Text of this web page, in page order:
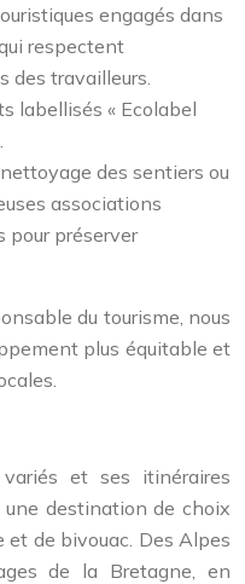
engagés dans
respectent
des travailleurs.
labellisés « Ecolabel
des sentiers ou
associations
pour préserver
du tourisme, nous
plus équitable et
variés et ses itinéraires
destination de choix
et de bivouac. Des Alpes
de la Bretagne, en